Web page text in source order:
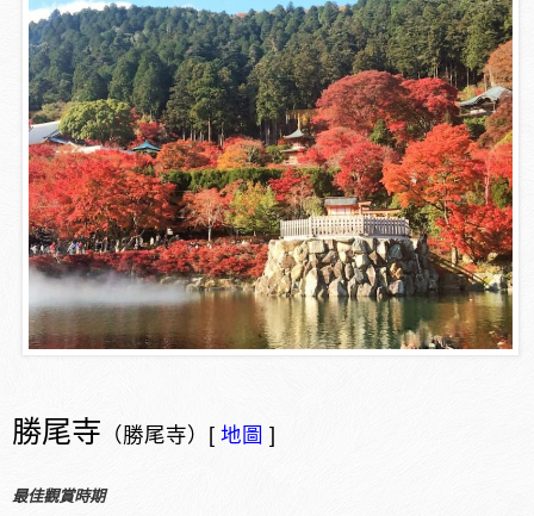
勝尾寺 （勝尾寺）[ 地圖 ]
最佳觀賞時期